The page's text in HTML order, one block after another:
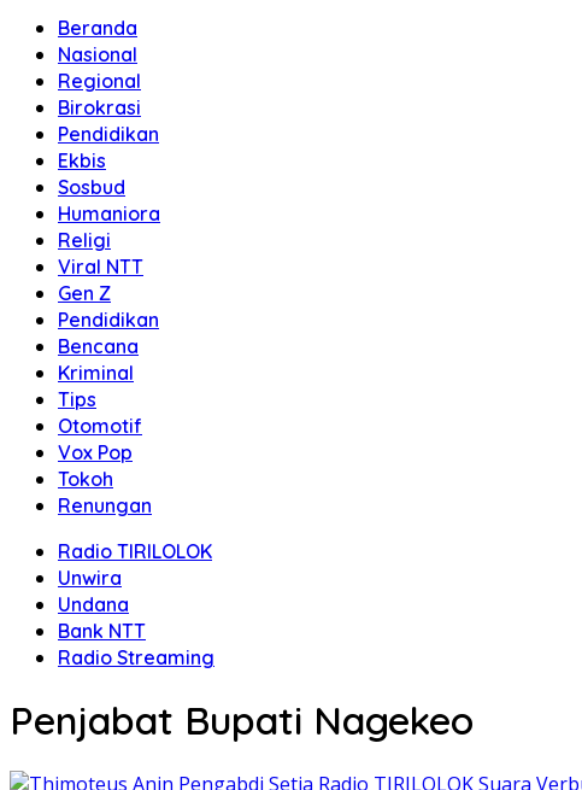
Beranda
Nasional
Regional
Birokrasi
Pendidikan
Ekbis
Sosbud
Humaniora
Religi
Viral NTT
Gen Z
Pendidikan
Bencana
Kriminal
Tips
Otomotif
Vox Pop
Tokoh
Renungan
Radio TIRILOLOK
Unwira
Undana
Bank NTT
Radio Streaming
Penjabat Bupati Nagekeo